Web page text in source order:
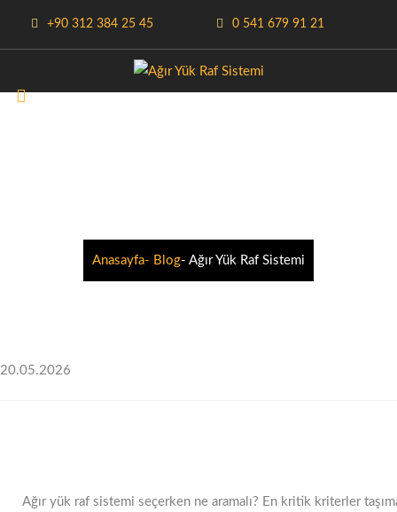
+90 312 384 25 45 0 541 679 91 21
Anasayfa- Blog- Ağır Yük Raf Sistemi
20.05.2026
Ağır yük raf sistemi seçerken ne aramalı? En kritik kriterler